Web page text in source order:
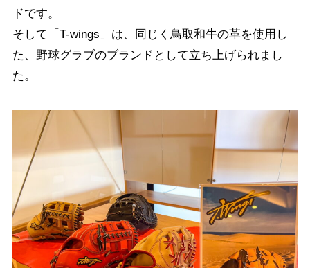
ドです。
そして「T-wings」は、同じく鳥取和牛の革を使用し
た、野球グラブのブランドとして立ち上げられまし
た。